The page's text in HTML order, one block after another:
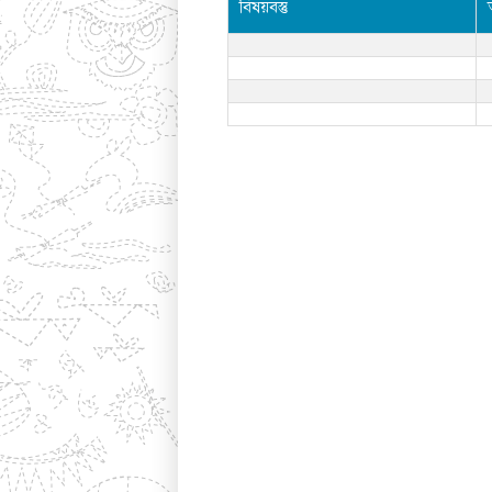
বিষয়বস্তু